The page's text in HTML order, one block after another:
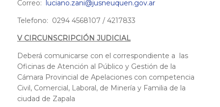
Correo:
luciano.zani@jusneuquen.gov.ar
Telefono: 0294 4568107 / 4217833
V CIRCUNSCRIPCIÓN JUDICIAL
Deberá comunicarse con el correspondiente a las
Oficinas de Atención al Público y Gestión de la
Cámara Provincial de Apelaciones con competencia
Civil, Comercial, Laboral, de Minería y Familia de la
ciudad de Zapala